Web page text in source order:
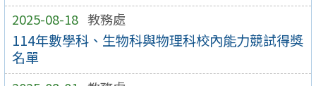
2025-08-18 教務處
114年數學科、生物科與物理科校內能力競試得獎
名單